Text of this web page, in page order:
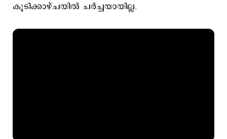
കൂടിക്കാഴ്ചയില്‍ ചര്‍ച്ചയായില്ല.